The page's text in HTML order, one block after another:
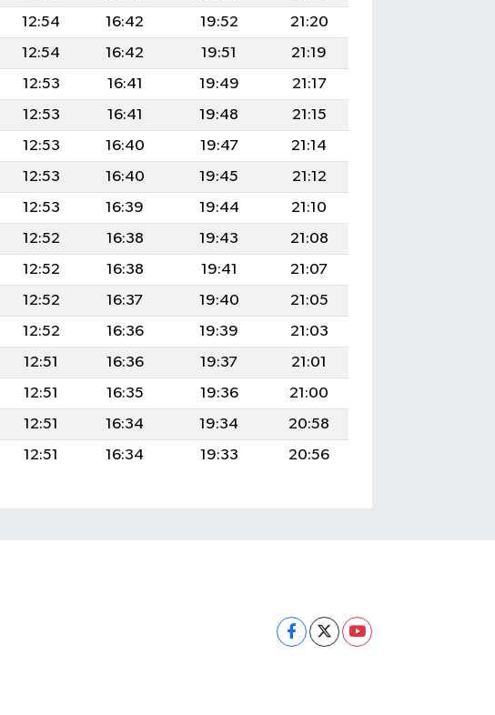
12:54 16:42 19:52
21:20
12:54 16:42 19:51
21:19
12:53 16:41 19:49
21:17
12:53 16:41 19:48
21:15
12:53 16:40 19:47
21:14
12:53 16:40 19:45
21:12
12:53 16:39 19:44
21:10
12:52 16:38 19:43
21:08
12:52 16:38 19:41
21:07
12:52 16:37 19:40
21:05
12:52 16:36 19:39
21:03
12:51 16:36 19:37
21:01
12:51 16:35 19:36
21:00
12:51 16:34 19:34
20:58
12:51 16:34 19:33 20:56